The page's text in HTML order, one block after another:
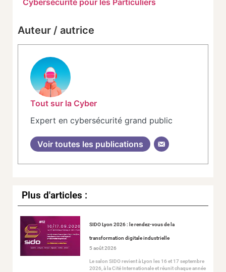
Auteur / autrice
Tout sur la Cyber
Expert en cybersécurité grand public
Voir toutes les publications
Plus d'articles :
SIDO Lyon 2026 : le rendez-vous de la
transformation digitale industrielle
5 août 2026
Le salon SIDO revient à Lyon les 16 et 17 septembre
2026, à la Cité Internationale et réunit chaque année